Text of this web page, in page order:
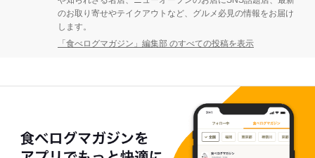
のお取り寄せやテイクアウトなど、グルメ必見の情報をお届け
します。
「食べログマガジン」編集部 のすべての投稿を表示